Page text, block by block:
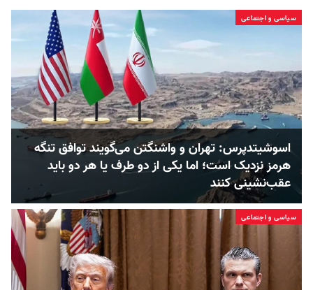
سیاسی و اجتماعی
اسوشیتدپرس: تهران و واشنگتن می‌گویند توافق تنگه
هرمز نزدیک است؛ اما یکی از دو طرف یا هر دو باید
عقب‌نشینی کنند
سیاسی و اجتماعی